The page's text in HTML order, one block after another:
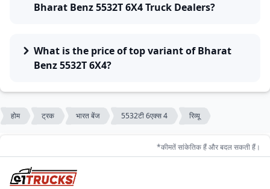
Bharat Benz 5532T 6X4 Truck Dealers?
What is the price of top variant of Bharat
Benz 5532T 6X4?
होम ट्रक भारत बेंज 5532टी 6एक्स 4 रिव्यू
*कीमतें सांकेतिक हैं और बदल सकती हैं।